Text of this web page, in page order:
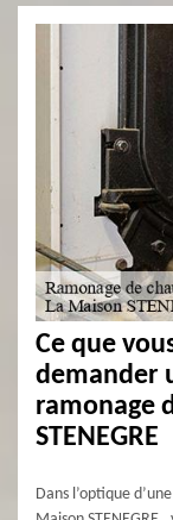
Ce que
demander
ramonage
STENEGRE
Dans l’optique